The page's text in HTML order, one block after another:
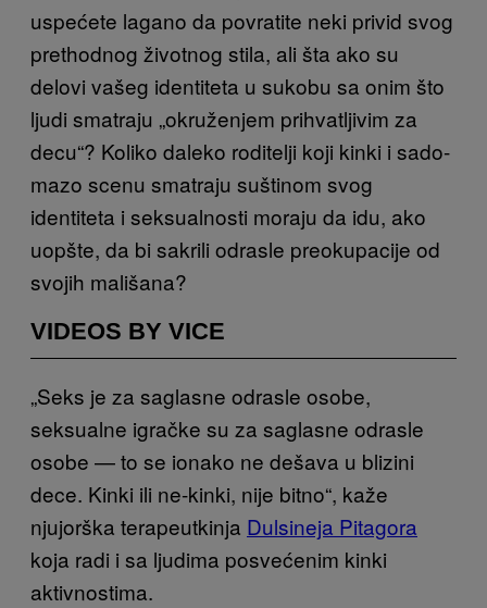
uspećete lagano da povratite neki privid svog
prethodnog životnog stila, ali šta ako su
delovi vašeg identiteta u sukobu sa onim što
ljudi smatraju „okruženjem prihvatljivim za
decu“? Koliko daleko roditelji koji kinki i sado-
mazo scenu smatraju suštinom svog
identiteta i seksualnosti moraju da idu, ako
uopšte, da bi sakrili odrasle preokupacije od
svojih mališana?
VIDEOS BY VICE
„Seks je za saglasne odrasle osobe,
seksualne igračke su za saglasne odrasle
osobe — to se ionako ne dešava u blizini
dece. Kinki ili ne-kinki, nije bitno“, kaže
njujorška terapeutkinja Dulsineja Pitagora
koja radi i sa ljudima posvećenim kinki
aktivnostima.